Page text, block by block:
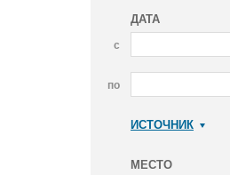
ДАТА
с
по
ИСТОЧНИК
МЕСТО